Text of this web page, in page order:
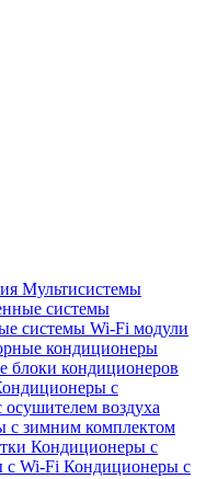
Мультисистемы
системы
системы Wi-Fi модули
кондиционеры
блоки кондиционеров
с
воздуха
с зимним комплектом
Кондиционеры с
с Wi-Fi Кондиционеры с